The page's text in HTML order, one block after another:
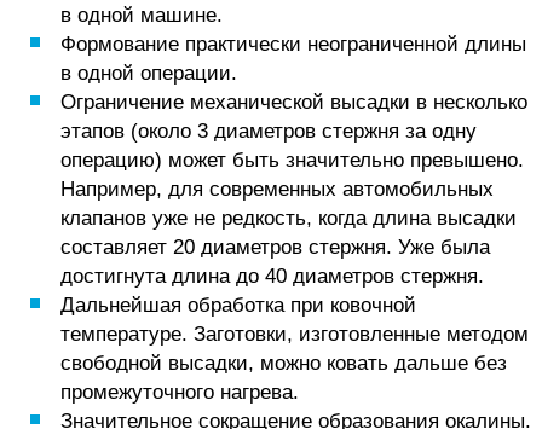
в одной машине.
Формование практически неограниченной длины
в одной операции.
Ограничение механической высадки в несколько
этапов (около 3 диаметров стержня за одну
операцию) может быть значительно превышено.
Например, для современных автомобильных
клапанов уже не редкость, когда длина высадки
составляет 20 диаметров стержня. Уже была
достигнута длина до 40 диаметров стержня.
Дальнейшая обработка при ковочной
температуре. Заготовки, изготовленные методом
свободной высадки, можно ковать дальше без
промежуточного нагрева.
Значительное сокращение образования окалины.